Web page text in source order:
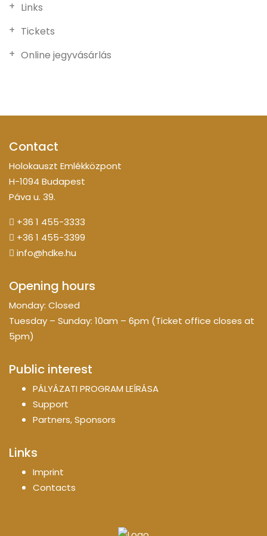
Links
Tickets
Online jegyvásárlás
Contact
Holokauszt Emlékközpont
H-1094 Budapest
Páva u. 39.
+36 1 455-3333
+36 1 455-3399
info@hdke.hu
Opening hours
Monday: Closed
Tuesday – Sunday: 10am – 6pm (Ticket office closes at
5pm)
Public interest
PÁLYÁZATI PROGRAM LEÍRÁSA
Support
Partners, Sponsors
Links
Imprint
Contacts